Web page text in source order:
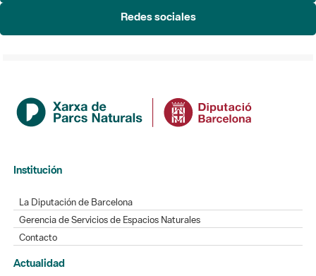
Redes sociales
Institución
La Diputación de Barcelona
Gerencia de Servicios de Espacios Naturales
Contacto
Actualidad